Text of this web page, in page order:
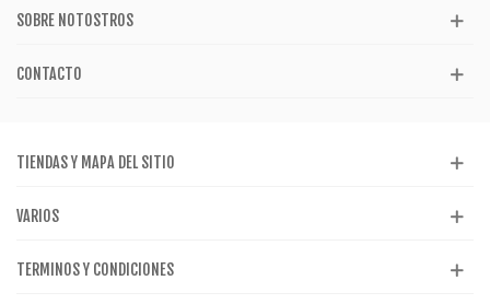
SOBRE NOTOSTROS
CONTACTO
TIENDAS Y MAPA DEL SITIO
VARIOS
TERMINOS Y CONDICIONES